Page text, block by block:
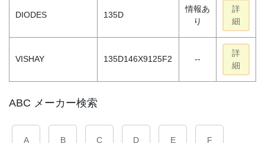
DIODES 135D
情報あ
り
詳
細
VISHAY 135D146X9125F2 --
詳
細
ABC メーカー検索
A B C D E F